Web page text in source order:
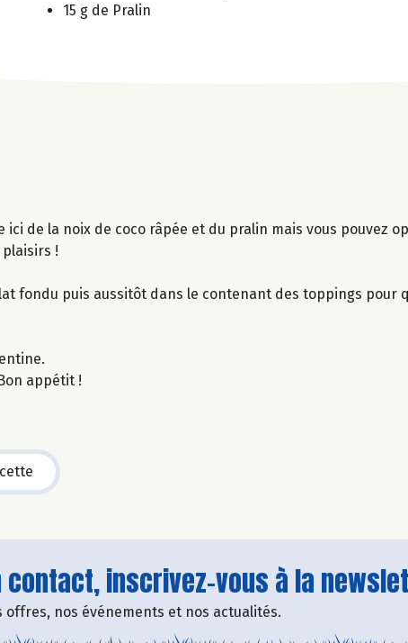
15 g de Pralin
ici de la noix de coco râpée et du pralin mais vous pouvez
plaisirs !
fondu puis aussitôt dans le contenant des toppings pour
appétit !
contact, inscrivez-vous à la
offres, nos événements et nos actualités.